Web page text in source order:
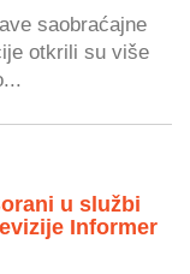
saobraćajne
otkrili su više
u službi
Informer